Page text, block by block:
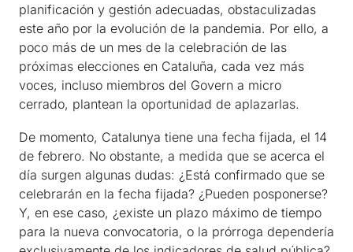
planificación y gestión adecuadas, obstaculizadas
este año por la evolución de la pandemia. Por ello, a
poco más de un mes de la celebración de las
próximas elecciones en Cataluña, cada vez más
voces, incluso miembros del Govern a micro
cerrado, plantean la oportunidad de aplazarlas.
De momento, Catalunya tiene una fecha fijada, el 14
de febrero. No obstante, a medida que se acerca el
día surgen algunas dudas: ¿Está confirmado que se
celebrarán en la fecha fijada? ¿Pueden posponerse?
Y, en ese caso, ¿existe un plazo máximo de tiempo
para la nueva convocatoria, o la prórroga dependería